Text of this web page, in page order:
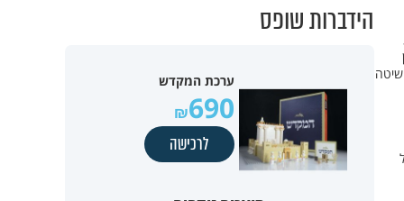
הידברות שופס
ערכת המקדש
690
לרכישה